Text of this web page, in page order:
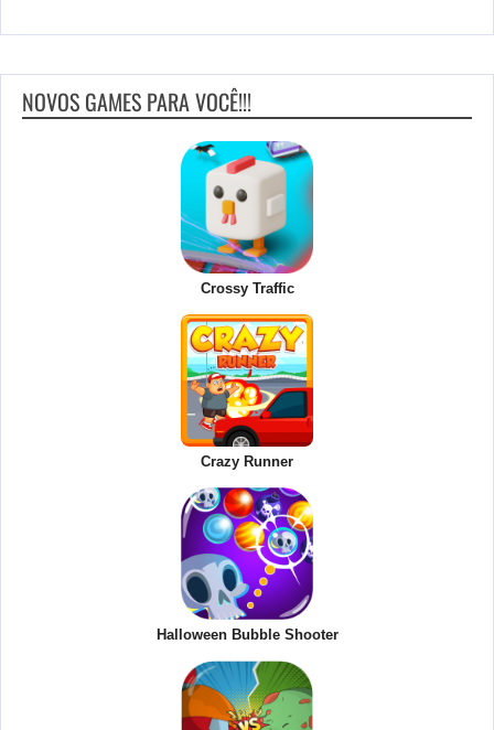
NOVOS GAMES PARA VOCÊ!!!
Crossy Traffic
Crazy Runner
Halloween Bubble Shooter